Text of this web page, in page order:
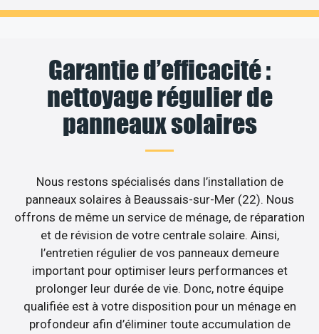
Garantie d’efficacité :
nettoyage régulier de
panneaux solaires
Nous restons spécialisés dans l’installation de
panneaux solaires à Beaussais-sur-Mer (22). Nous
offrons de même un service de ménage, de réparation
et de révision de votre centrale solaire. Ainsi,
l’entretien régulier de vos panneaux demeure
important pour optimiser leurs performances et
prolonger leur durée de vie. Donc, notre équipe
qualifiée est à votre disposition pour un ménage en
profondeur afin d’éliminer toute accumulation de